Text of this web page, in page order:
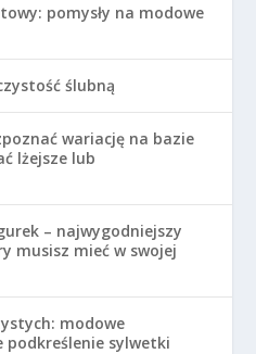
pomysły na modowe
ślubną
wariację na bazie
lżejsze lub
– najwygodniejszy
musisz mieć w swojej
modowe
sylwetki